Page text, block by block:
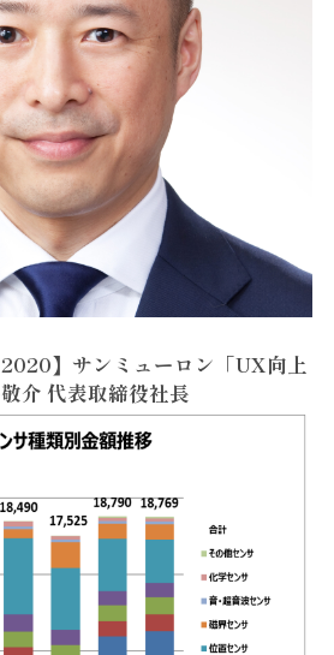
2020】サンミューロン「UX向上
介 代表取締役社長